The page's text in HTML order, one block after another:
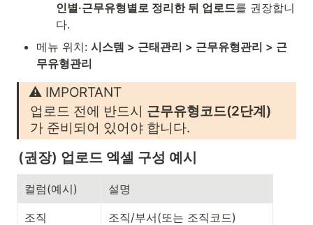
인별·근무유형별로 정리한 뒤 업로드를 권장합니
다.
메뉴 위치: 시스템 > 근태관리 > 근무유형관리 > 근
무유형관리
⚠️ IMPORTANT
업로드 전에 반드시 근무유형코드(2단계)
가 준비되어 있어야 합니다.
(권장) 업로드 엑셀 구성 예시
컬럼(예시) 설명
조직 조직/부서(또는 조직코드)